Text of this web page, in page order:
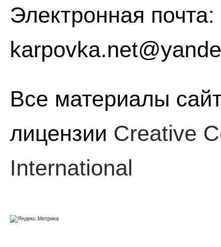
Электронная почта:
Все материалы
лицензии Creative
International